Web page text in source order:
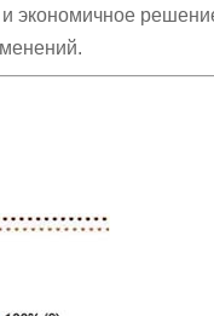
и экономичное